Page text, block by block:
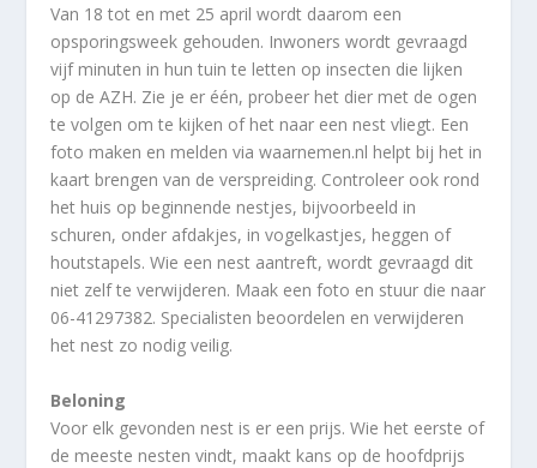
Van 18 tot en met 25 april wordt daarom een
opsporingsweek gehouden. Inwoners wordt gevraagd
vijf minuten in hun tuin te letten op insecten die lijken
op de AZH. Zie je er één, probeer het dier met de ogen
te volgen om te kijken of het naar een nest vliegt. Een
foto maken en melden via waarnemen.nl helpt bij het in
kaart brengen van de verspreiding. Controleer ook rond
het huis op beginnende nestjes, bijvoorbeeld in
schuren, onder afdakjes, in vogelkastjes, heggen of
houtstapels. Wie een nest aantreft, wordt gevraagd dit
niet zelf te verwijderen. Maak een foto en stuur die naar
06-41297382. Specialisten beoordelen en verwijderen
het nest zo nodig veilig.
Beloning
Voor elk gevonden nest is er een prijs. Wie het eerste of
de meeste nesten vindt, maakt kans op de hoofdprijs